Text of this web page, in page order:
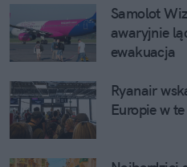
Samolot
awaryjnie
ewakuacja
Ryanair
Europie w